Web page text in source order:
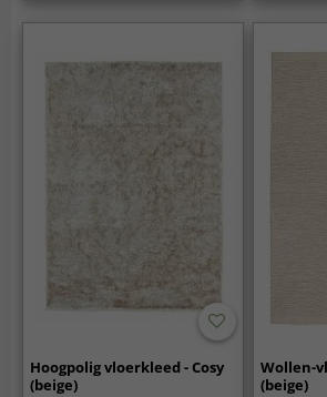
Hoogpolig vloerkleed - Cosy
(beige)
Wollen-
(beige)